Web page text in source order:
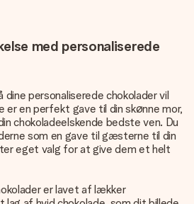
med personaliserede
dine personaliserede chokolader vil
er en perfekt gave til din skønne mor,
chokoladeelskende bedste ven. Du
som en gave til gæsterne til din
eget valg for at give dem et helt
er lavet af lækker